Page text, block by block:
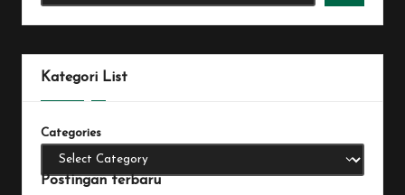
Kategori List
Categories
Postingan terbaru